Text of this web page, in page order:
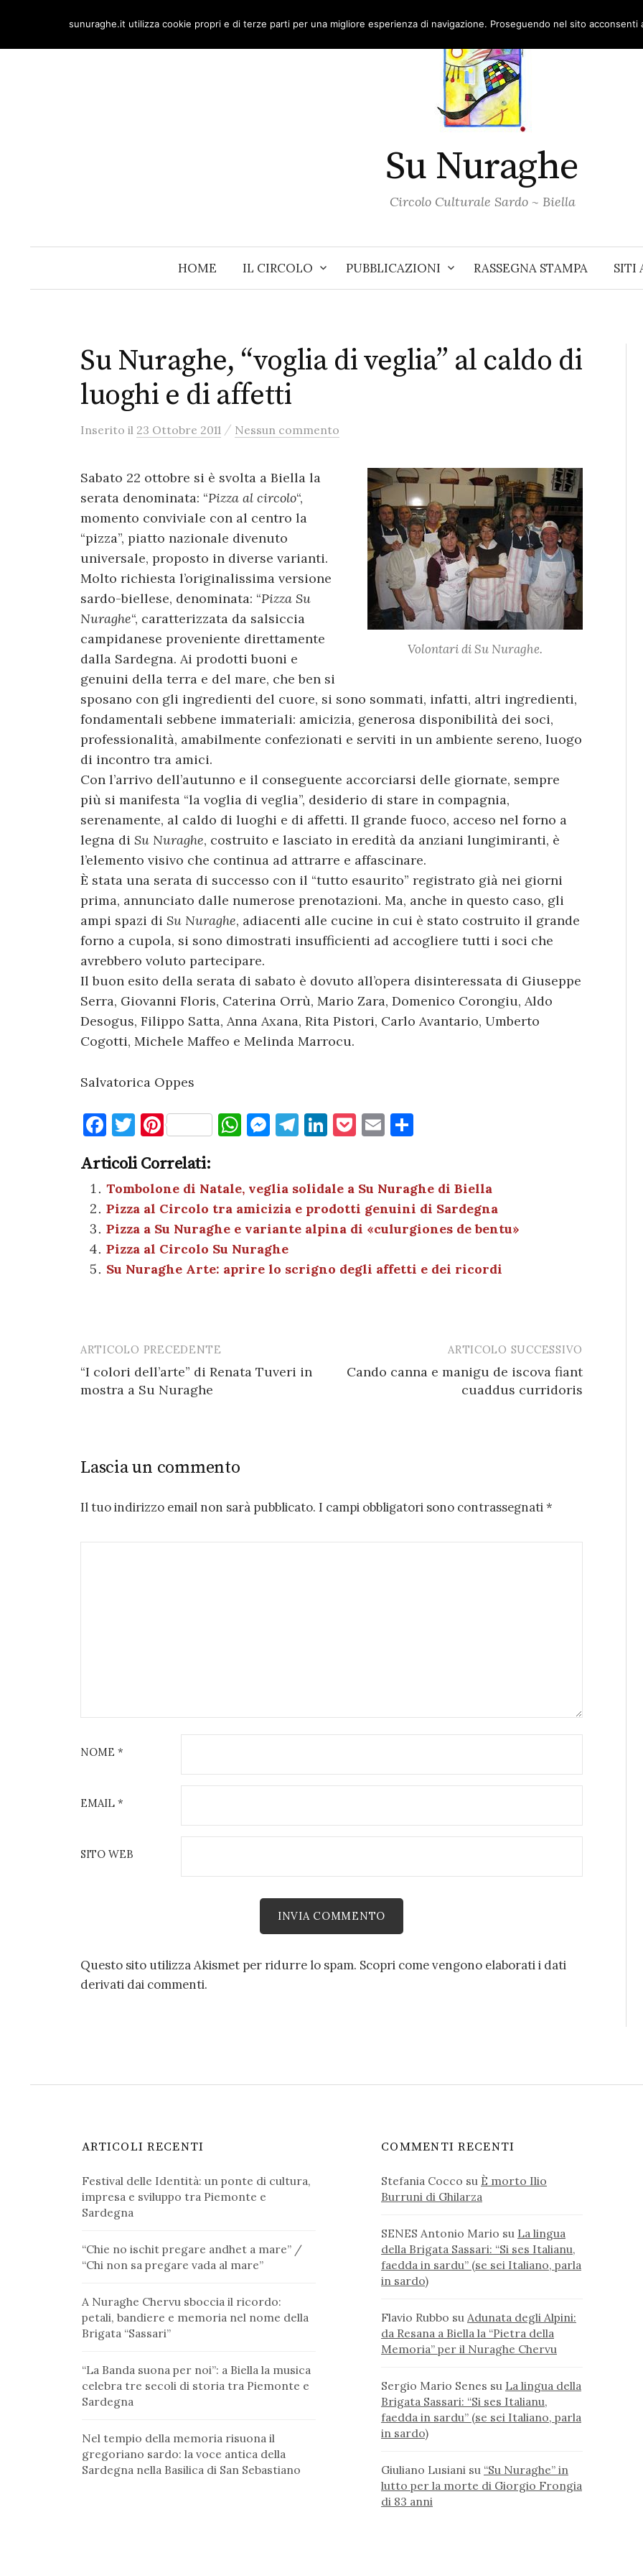
content
Su Nuraghe
Circolo Culturale Sardo ~ Biella
HOME IL CIRCOLO PUBBLICAZIONI RASSEGNA STAMPA SITI
Su Nuraghe, “voglia di veglia” al caldo di
luoghi e di affetti
Inserito il 23 Ottobre 2011 / Nessun commento
Volontari di Su Nuraghe.
Sabato 22 ottobre si è svolta a Biella la
serata denominata: “Pizza al circolo“,
momento conviviale con al centro la
“pizza”, piatto nazionale divenuto
universale, proposto in diverse varianti.
Molto richiesta l’originalissima versione
sardo-biellese, denominata: “Pizza Su
Nuraghe“, caratterizzata da salsiccia
campidanese proveniente direttamente
dalla Sardegna. Ai prodotti buoni e
genuini della terra e del mare, che ben si
sposano con gli ingredienti del cuore, si sono sommati, infatti, altri ingredienti,
fondamentali sebbene immateriali: amicizia, generosa disponibilità dei soci,
professionalità, amabilmente confezionati e serviti in un ambiente sereno, luogo
di incontro tra amici.
Con l’arrivo dell’autunno e il conseguente accorciarsi delle giornate, sempre
più si manifesta “la voglia di veglia”, desiderio di stare in compagnia,
serenamente, al caldo di luoghi e di affetti. Il grande fuoco, acceso nel forno a
legna di Su Nuraghe, costruito e lasciato in eredità da anziani lungimiranti, è
l’elemento visivo che continua ad attrarre e affascinare.
È stata una serata di successo con il “tutto esaurito” registrato già nei giorni
prima, annunciato dalle numerose prenotazioni. Ma, anche in questo caso, gli
ampi spazi di Su Nuraghe, adiacenti alle cucine in cui è stato costruito il grande
forno a cupola, si sono dimostrati insufficienti ad accogliere tutti i soci che
avrebbero voluto partecipare.
Il buon esito della serata di sabato è dovuto all’opera disinteressata di Giuseppe
Serra, Giovanni Floris, Caterina Orrù, Mario Zara, Domenico Corongiu, Aldo
Desogus, Filippo Satta, Anna Axana, Rita Pistori, Carlo Avantario, Umberto
Cogotti, Michele Maffeo e Melinda Marrocu.
Salvatorica Oppes
F
c
e
b
o
o
T
it
te
r
Pi
er
es
t
W
s
A
p
p
M
n
g
er
T
gr
a
m
Li
e
dI
n
P
k
et
E
l di
vi
di
Articoli Correlati:
Tombolone di Natale, veglia solidale a Su Nuraghe di Biella
Pizza al Circolo tra amicizia e prodotti genuini di Sardegna
Pizza a Su Nuraghe e variante alpina di «culurgiones de bentu»
Pizza al Circolo Su Nuraghe
Su Nuraghe Arte: aprire lo scrigno degli affetti e dei ricordi
Post
navigation
ARTICOLO PRECEDENTE
“I colori dell’arte” di Renata Tuveri in
mostra a Su Nuraghe
ARTICOLO SUCCESSIVO
Cando canna e manigu de iscova fiant
cuaddus curridoris
Lascia un commento
Il tuo indirizzo email non sarà pubblicato. I campi obbligatori sono contrassegnati*
NOME *
EMAIL *
SITO WEB
Questo sito utilizza Akismet per ridurre lo spam. Scopri come vengono elaborati i dati
derivati dai commenti.
ARTICOLI RECENTI
Festival delle Identità: un ponte di cultura,
impresa e sviluppo tra Piemonte e
Sardegna
“Chie no ischit pregare andhet a mare” /
“Chi non sa pregare vada al mare”
A Nuraghe Chervu sboccia il ricordo:
petali, bandiere e memoria nel nome della
Brigata “Sassari”
“La Banda suona per noi”: a Biella la musica
celebra tre secoli di storia tra Piemonte e
Sardegna
Nel tempio della memoria risuona il
gregoriano sardo: la voce antica della
Sardegna nella Basilica di San Sebastiano
COMMENTI RECENTI
Stefania Cocco su È morto Ilio
Burruni di Ghilarza
SENES Antonio Mario su La lingua
della Brigata Sassari: “Si ses Italianu,
faedda in sardu” (se sei Italiano, parla
in sardo)
Flavio Rubbo su Adunata degli Alpini:
da Resana a Biella la “Pietra della
Memoria” per il Nuraghe Chervu
Sergio Mario Senes su La lingua della
Brigata Sassari: “Si ses Italianu,
faedda in sardu” (se sei Italiano, parla
in sardo)
Giuliano Lusiani su “Su Nuraghe” in
lutto per la morte di Giorgio Frongia
di 83 anni
sunuraghe.it utilizza cookie propri e di terze parti per una migliore esperienza di navigazione. Proseguendo nel sito acconsenti